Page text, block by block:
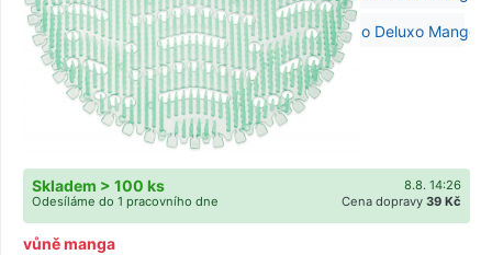
8.8. 14:26
Skladem > 100 ks
Cena dopravy 39 Kč
Odesíláme do 1 pracovního dne
vůně manga